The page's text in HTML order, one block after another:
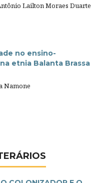
Lailton Moraes Duarte
no ensino-
etnia Balanta Brassa
Namone